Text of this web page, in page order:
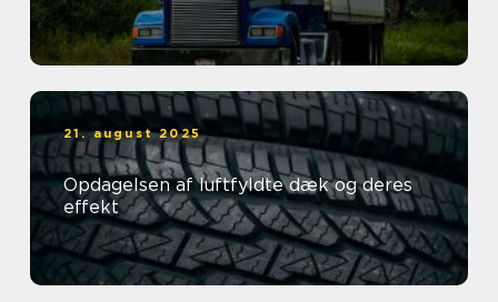
21. august 2025
Opdagelsen af luftfyldte dæk og deres
effekt